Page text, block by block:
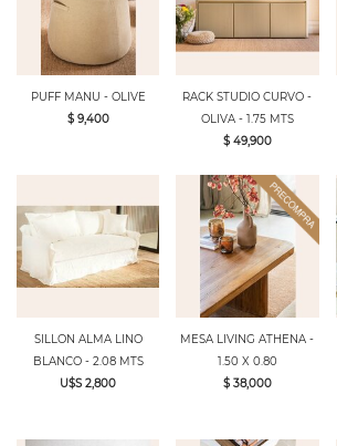
PUFF MANU - OLIVE
$ 9,400
RACK STUDIO CURVO -
OLIVA - 1.75 MTS
$ 49,900
SILLON ALMA LINO
BLANCO - 2.08 MTS
U$S 2,800
MESA LIVING ATHENA -
1.50 X 0.80
$ 38,000